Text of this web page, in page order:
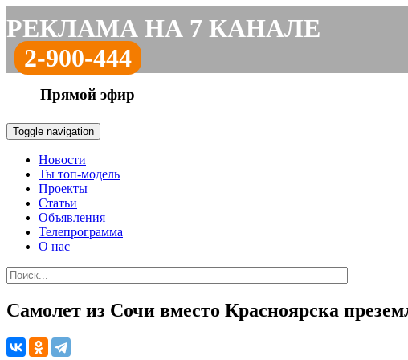
РЕКЛАМА НА 7 КАНАЛЕ
2-900-444
Прямой эфир
Toggle navigation
Новости
Ты топ-модель
Проекты
Статьи
Объявления
Телепрограмма
О нас
Самолет из Сочи вместо Красноярска